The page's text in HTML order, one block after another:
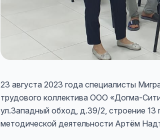
23 августа 2023 года специалисты
трудового коллектива ООО «Догма-
ул.Западный обход, д.39/2, строение 13
методической деятельности Артём